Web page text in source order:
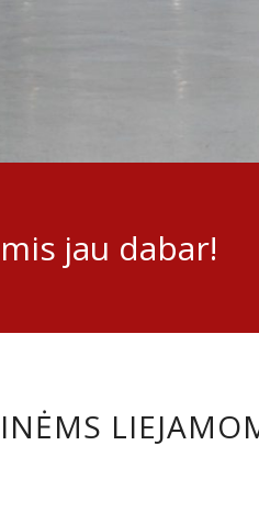
jau dabar!